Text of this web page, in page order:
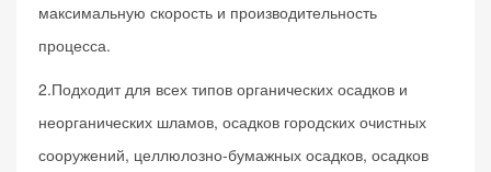
максимальную скорость и производительность
процесса.
2.Подходит для всех типов органических осадков и
неорганических шламов, осадков городских очистных
сооружений, целлюлозно-бумажных осадков, осадков